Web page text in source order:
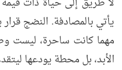
يأتي بالمصادفة. النضج
مهما كانت ساحرة، ليست
الأبد، بل محطة يودعها